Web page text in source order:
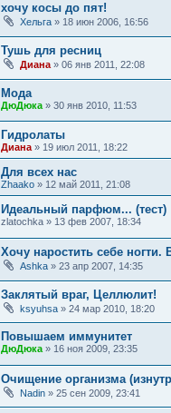
хочу косы до пят!
Хельга » 18 июн 2006, 16:56
Тушь для ресниц
Диана » 06 янв 2011, 22:08
Мода
ДюДюка » 30 янв 2010, 11:53
Гидролаты
Диана » 19 июл 2011, 18:22
Для всех нас
Zhaako » 12 май 2011, 21:08
Идеальный парфюм... (тест)
zlatochka » 13 фев 2007, 18:34
Хочу наростить себе ногти.
Ashka » 23 апр 2007, 14:35
Заклятый враг, Целлюлит!
ksyuhsa » 24 мар 2010, 18:20
Повышаем иммунитет
ДюДюка » 16 ноя 2009, 23:35
Очищение организма
Nadin » 25 сен 2009, 23:41